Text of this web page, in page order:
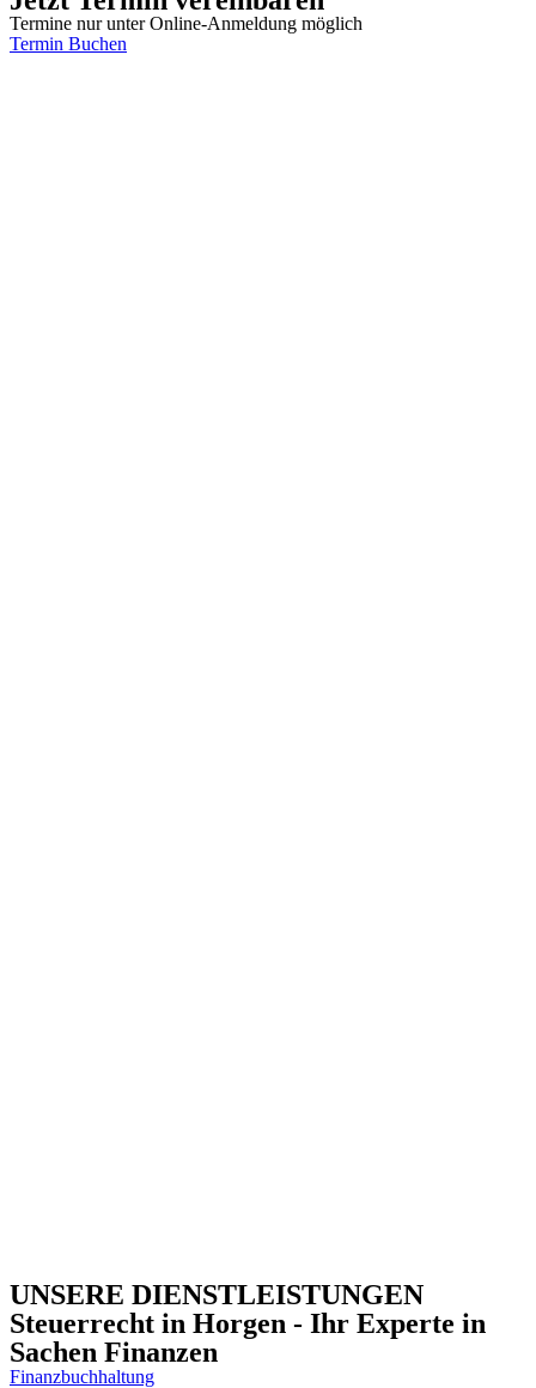
Termine nur unter Online-Anmeldung möglich
Termin Buchen
UNSERE DIENSTLEISTUNGEN
Steuerrecht in Horgen - Ihr Experte in
Sachen Finanzen
Finanzbuchhaltung